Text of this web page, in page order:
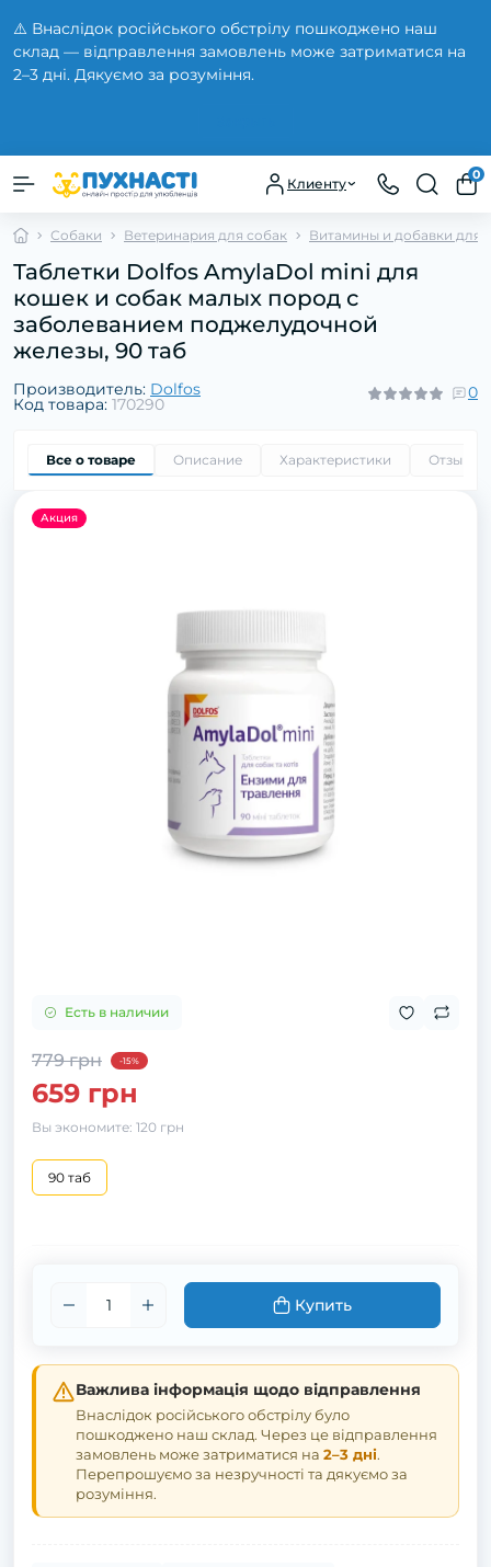
⚠️ Внаслідок російського обстрілу пошкоджено наш
склад — відправлення замовлень може затриматися на
2–3 дні. Дякуємо за розуміння.
Клиенту
0
Собаки Ветеринария для собак Витамины и добавки для
Таблетки Dolfos AmylaDol mini для
кошек и собак малых пород с
заболеванием поджелудочной
железы, 90 таб
Производитель: Dolfos
Код товара: 170290
0
Все о товаре Описание Характеристики Отзывы
Акция
Есть в наличии
779 грн -15%
659 грн
Вы экономите: 120 грн
90 таб
Купить
Важлива інформація щодо відправлення
Внаслідок російського обстрілу було
пошкоджено наш склад. Через це відправлення
замовлень може затриматися на 2–3 дні.
Перепрошуємо за незручності та дякуємо за
розуміння.